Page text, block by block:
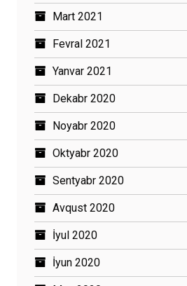
Mart 2021
Fevral 2021
Yanvar 2021
Dekabr 2020
Noyabr 2020
Oktyabr 2020
Sentyabr 2020
Avqust 2020
İyul 2020
İyun 2020